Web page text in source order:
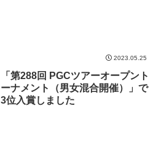
2023.05.25
「第288回 PGCツアーオープント
ーナメント（男女混合開催）」で
3位入賞しました